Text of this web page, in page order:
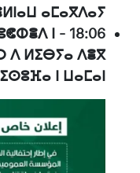
ⴰⵎⴰⴳⴷⴰⵢ
18:06
-
ⵏ
ⴷ ⵍⵉⴱⵢⴰ ⴷⴻⴳ
ⵏ ⵡⴰⵎⴰⵏ